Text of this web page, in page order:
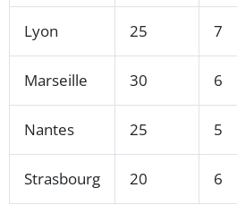
Lyon 25 7
Marseille 30 6
Nantes 25 5
Strasbourg 20 6